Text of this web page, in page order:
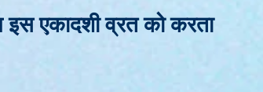
एकादशी व्रत को करता